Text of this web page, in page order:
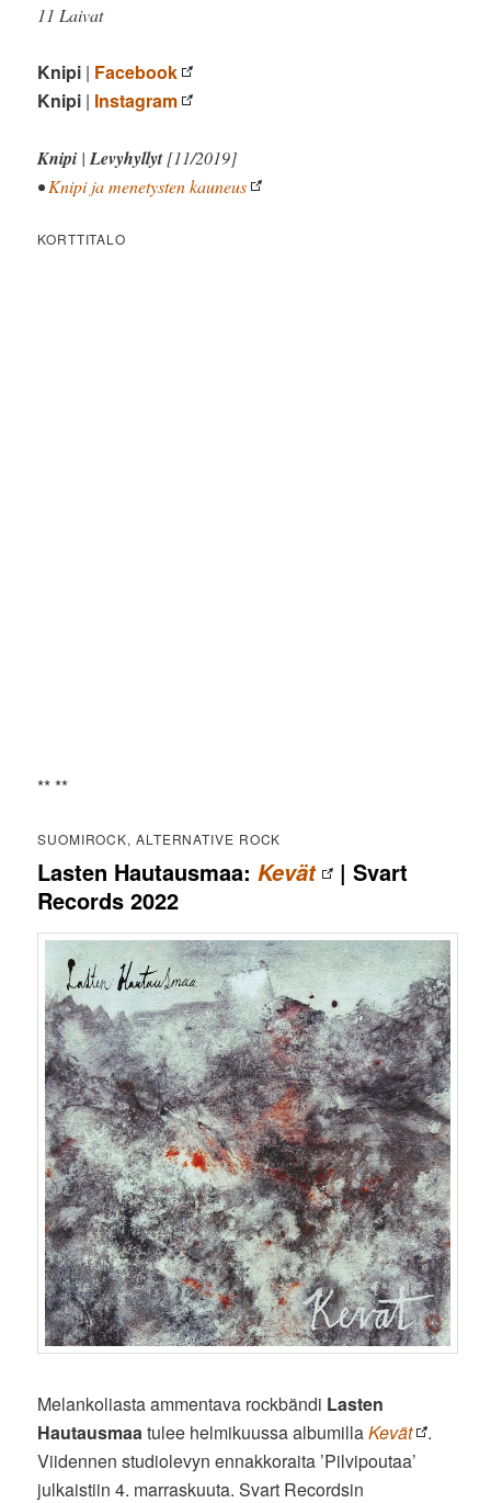
11 Laivat
Knipi | Facebook
Knipi | Instagram
Knipi |Levyhyllyt[11/2019]
•Knipi ja menetysten kauneus
KORTTITALO
** **
SUOMIROCK, ALTERNATIVE ROCK
Lasten Hautausmaa:Kevät
| Svart
Records 2022
Melankoliasta ammentava rockbändi Lasten
Hautausmaatulee helmikuussa albumillaKevät
.
Viidennen studiolevyn ennakkoraita ’Pilvipoutaa’
julkaistiin 4. marraskuuta. Svart Recordsin